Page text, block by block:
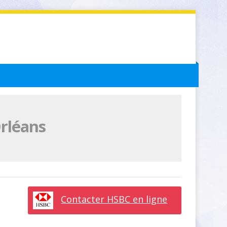
Contacter HSBC en ligne